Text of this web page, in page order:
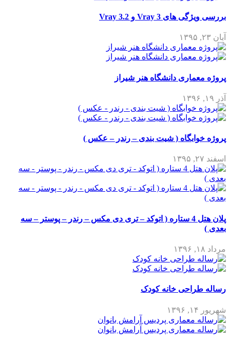
بررسی ویژگی های Vray 3 و Vray 3.2
آبان ۲۳, ۱۳۹۵
پروژه معماری دانشگاه هنر شیراز
آذر ۱۹, ۱۳۹۶
پروژه خوابگاه ( شیت بندی – رندر – عکس )
اسفند ۲۷, ۱۳۹۵
پلان هتل 4 ستاره ( اتوکد – تری دی مکس – رندر – پوستر – سه
بعدی )
مرداد ۱۸, ۱۳۹۶
رساله طراحی خانه کودک
شهریور ۱۴, ۱۳۹۶